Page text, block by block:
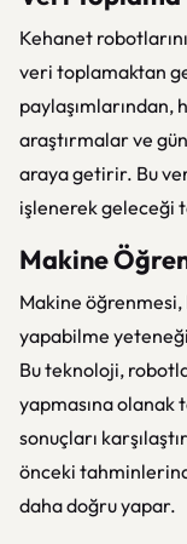
Kehanet
veri toplamaktan
paylaşımlarından,
araştırmalar ve
araya getirir. Bu
işlenerek geleceği
Makine
Makine
yapabilme
Bu teknoloji,
yapmasına olanak
sonuçları
önceki
daha doğru yapar.